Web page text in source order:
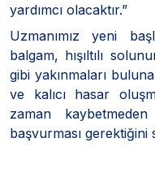
yardımcı olacaktır.”
Uzmanımız yeni
balgam, hışıltılı
gibi yakınmaları
ve kalıcı hasar
zaman
başvurması gerektiğini